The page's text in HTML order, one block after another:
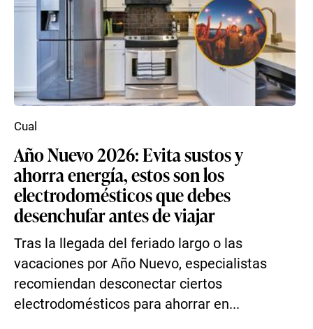
Año Nuevo 2026: Evita sustos y
ahorra energía, estos son los
electrodomésticos que debes
desenchufar antes de viajar
Tras la llegada del feriado largo o las
vacaciones por Año Nuevo, especialistas
recomiendan desconectar ciertos
electrodomésticos para ahorrar en...
Cual